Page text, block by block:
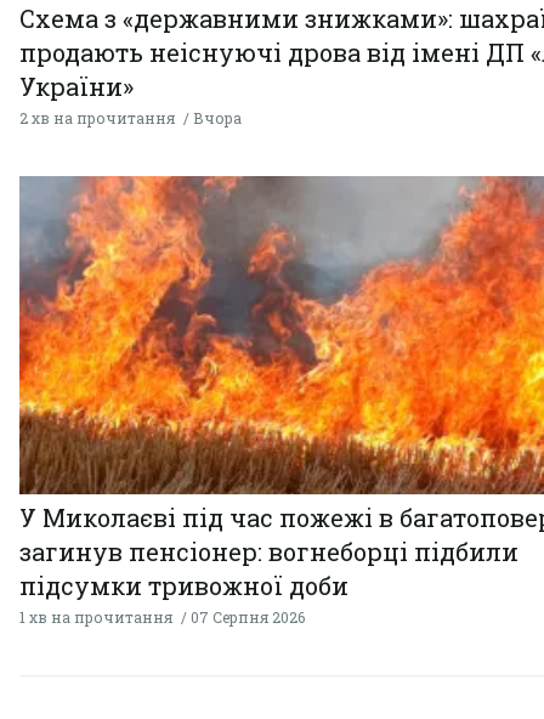
Схема з «державними знижками»:
продають неіснуючі дрова від імені ДП
України»
2 хв на прочитання Вчора
У Миколаєві під час пожежі в
загинув пенсіонер: вогнеборці підбили
підсумки тривожної доби
1 хв на прочитання 07 Серпня 2026